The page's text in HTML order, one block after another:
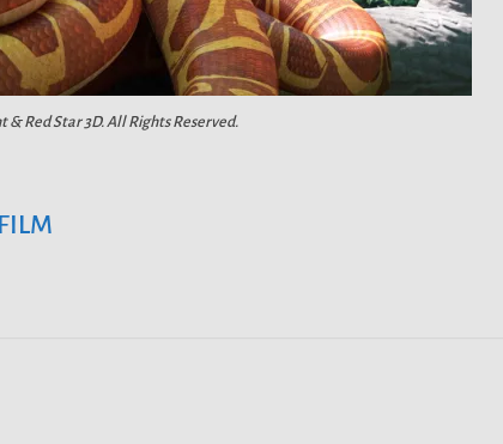
Red Star 3D. All Rights Reserved.